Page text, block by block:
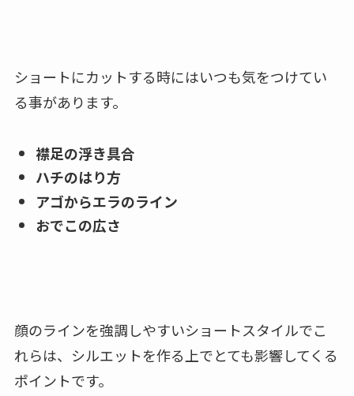
ショートにカットする時にはいつも気をつけてい
る事があります。
襟足の浮き具合
ハチのはり方
アゴからエラのライン
おでこの広さ
顔のラインを強調しやすいショートスタイルでこ
れらは、シルエットを作る上でとても影響してくる
ポイントです。